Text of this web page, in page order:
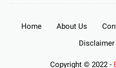
Home About Us
Disclaimer
Copyright © 2022 -